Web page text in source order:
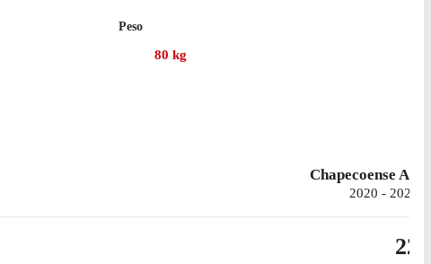
Atlético Mineiro, per un totale di 1 rete e 2 assist.
Peso
80 kg
Chapecoense AF
2020 - 2021
22